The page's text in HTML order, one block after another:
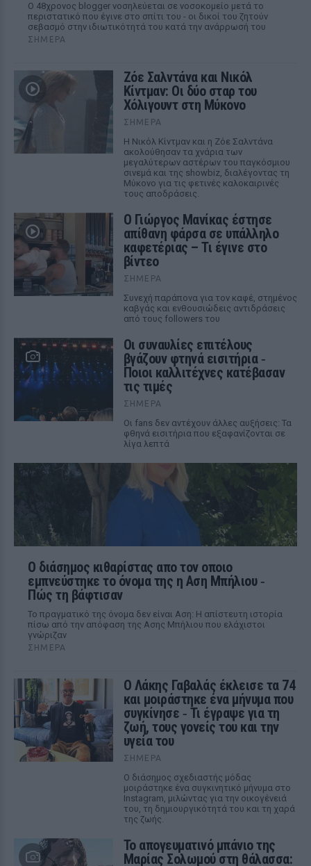
Ο 48χρονος blogger νοσηλεύεται σε νοσοκομείο μετά το
περιστατικό που έγινε στο σπίτι του - οι δικοί του ζητούν
σεβασμό στην ιδιωτικότητά του κατά την ανάρρωσή του
ΣΉΜΕΡΑ
Ζόε Σαλντάνα και Νικόλ
Κίντμαν: Οι δύο σταρ του
Χόλιγουντ στη Μύκονο
ΣΉΜΕΡΑ
Η Νικόλ Κίντμαν και η Ζόε Σαλντάνα
ακολούθησαν τα χνάρια των
μεγαλύτερων αστέρων του παγκόσμιου
σινεμά και της showbiz, διαλέγοντας τη
Μύκονο για τις φετινές καλοκαιρινές
τους αποδράσεις.
Ο Γιώργος Μανίκας έστησε
απίθανη φάρσα σε υπάλληλο
καφετέριας – Τι έγινε στο
βίντεο
ΣΉΜΕΡΑ
Συνεχή παράπονα για τον καφέ, στημένος
καβγάς και ενθουσιώδεις αντιδράσεις
από τους followers του
Οι συναυλίες επιτέλους
βγάζουν φτηνά εισιτήρια ‑
Ποιοι καλλιτέχνες κατέβασαν
τις τιμές
ΣΉΜΕΡΑ
Οι fans δεν αντέχουν άλλες αυξήσεις: Τα
φθηνά εισιτήρια που εξαφανίζονται σε
λίγα λεπτά
Ο διάσημος κιθαρίστας απο τον οποιο
εμπνεύστηκε το όνομα της η Αση Μπήλιου ‑
Πώς τη βάφτισαν
Το πραγματικό της όνομα δεν είναι Αση: Η απίστευτη ιστορία
πίσω από την απόφαση της Ασης Μπήλιου που ελάχιστοι
γνώριζαν
ΣΉΜΕΡΑ
Ο Λάκης Γαβαλάς έκλεισε τα 74
και μοιράστηκε ένα μήνυμα που
συγκίνησε ‑ Τι έγραψε για τη
ζωή, τους γονείς του και την
υγεία του
ΣΉΜΕΡΑ
Ο διάσημος σχεδιαστής μόδας
μοιράστηκε ένα συγκινητικό μήνυμα στο
Instagram, μιλώντας για την οικογένειά
του, τη δημιουργικότητά του και τη χαρά
της ζωής.
Το απογευματινό μπάνιο της
Μαρίας Σολωμού στη θάλασσα: